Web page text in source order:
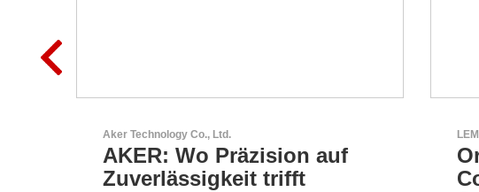
LEMO Elektronik GmbH
Original Push-Pull-
Connector – Made in